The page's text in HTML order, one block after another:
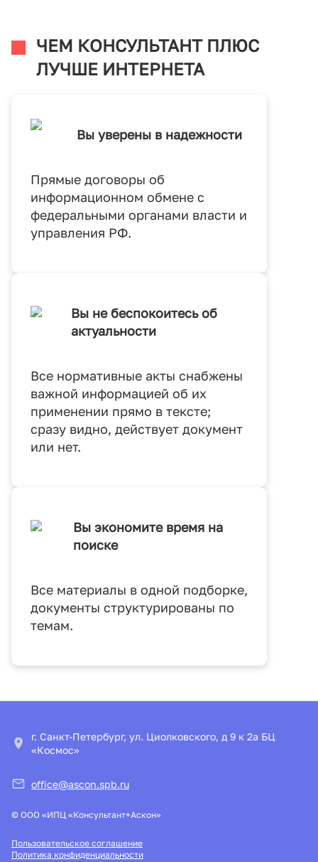
ЧЕМ КОНСУЛЬТАНТ ПЛЮС
ЛУЧШЕ ИНТЕРНЕТА
Вы уверены в надежности
Прямые договоры об
информационном обмене с
федеральными органами власти и
управления РФ.
Вы не беспокоитесь об
актуальности
Все нормативные акты снабжены
важной информацией об их
применении прямо в тексте;
сразу видно, действует документ
или нет.
Вы экономите время на
поиске
Все материалы в одной подборке,
документы структурированы по
темам.
г. Санкт-Петербург, ул. Циолковского, д 9 к 2а БЦ
«Космос»
office@ascon.spb.ru
© ООО «ИПЦ «Консультант+Аскон»
Пользовательское соглашение
Политика конфиденциальности